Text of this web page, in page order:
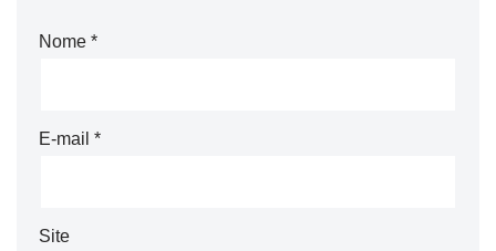
Nome *
E-mail *
Site